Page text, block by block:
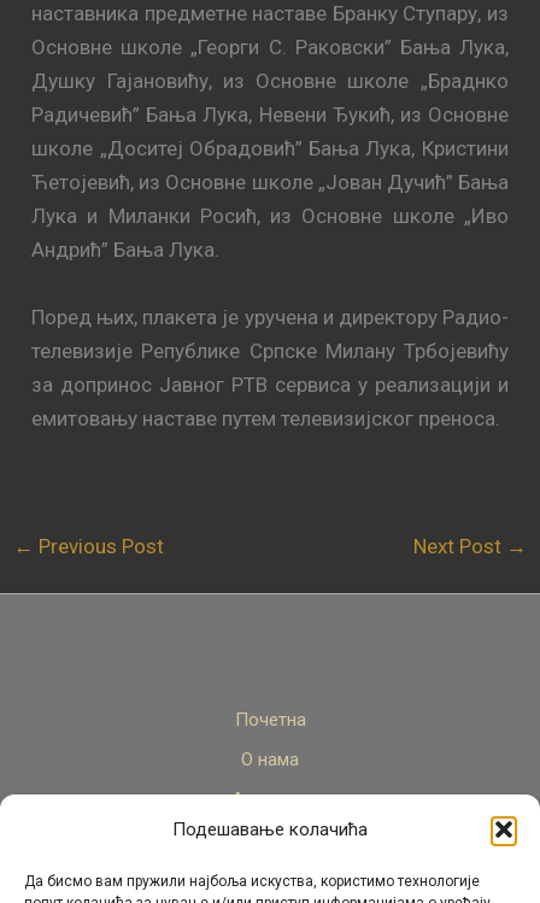
Подешавање колачића
Да бисмо вам пружили најбоља искуства, користимо технологије
наставника предметне наставе Бранку Ступару, из
Основне школе „Георги С. Раковски” Бања Лука,
Душку Гајановићу, из Основне школе „Браднко
Радичевић” Бања Лука, Невени Ђукић, из Основне
школе „Доситеј Обрадовић” Бања Лука, Кристини
Ћетојевић, из Основне школе „Јован Дучић” Бања
Лука и Миланки Росић, из Основне школе „Иво
Андрић” Бања Лука.
Поред њих, плакета је уручена и директору Радио-
телевизије Републике Српске Милану Трбојевићу
за допринос Јавног РТВ сервиса у реализацији и
емитовању наставе путем телевизијског преноса.
← Previous Post Next Post →
Почетна
О нама
Актуелно
Стручни кадар
Пројекти